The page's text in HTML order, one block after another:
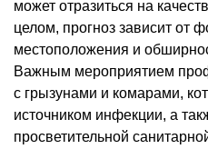
может отразиться на
целом, прогноз зависит от
местоположения и
Важным мероприятием
с грызунами и комарами,
источником инфекции, а
просветительной